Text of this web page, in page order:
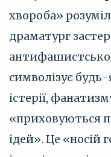
хвороба»
драматург
символізує
істерії,
«приховуються
ідей». Це «носій